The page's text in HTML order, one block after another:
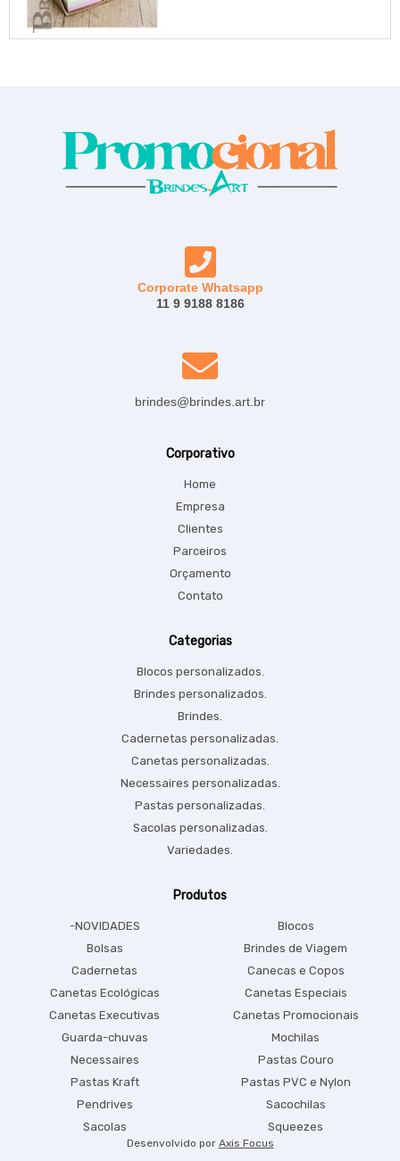
Corporate Whatsapp
11 9 9188 8186
brindes@brindes.art.br
Corporativo
Home
Empresa
Clientes
Parceiros
Orçamento
Contato
Categorias
Blocos personalizados.
Brindes personalizados.
Brindes.
Cadernetas personalizadas.
Canetas personalizadas.
Necessaires personalizadas.
Pastas personalizadas.
Sacolas personalizadas.
Variedades.
Produtos
-NOVIDADES
Blocos
Bolsas
Brindes de Viagem
Cadernetas
Canecas e Copos
Canetas Ecológicas
Canetas Especiais
Canetas Executivas
Canetas Promocionais
Guarda-chuvas
Mochilas
Necessaires
Pastas Couro
Pastas Kraft
Pastas PVC e Nylon
Pendrives
Sacochilas
Sacolas
Squeezes
Desenvolvido por Axis Focus